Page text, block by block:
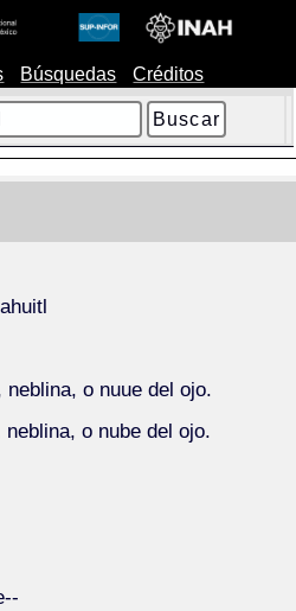
Búsquedas Créditos
neblina, o nuue del ojo.
neblina, o nube del ojo.